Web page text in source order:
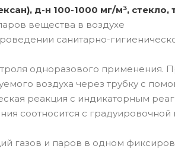
д-н 100-1000 мг/м³, стекло,
вещества в воздухе
санитарно-
одноразового применения.
воздуха через трубку с
реакция с индикаторным
соотносится с градуировочной
газов и паров в одном